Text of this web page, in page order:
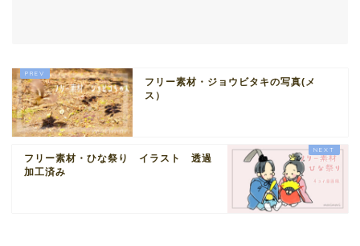
フリー素材・ジョウビタキの写真(メ
ス）
フリー素材・ひな祭り イラスト 透過
加工済み